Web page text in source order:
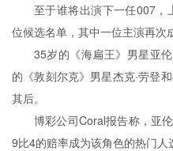
至于谁将出演下一任007，
位候选名单，其中一位主演再次
35岁的《海扁王》男星亚
的《敦刻尔克》男星杰克·劳登
其后。
博彩公司Coral报告称，亚
9比4的赔率成为该角色的热门人